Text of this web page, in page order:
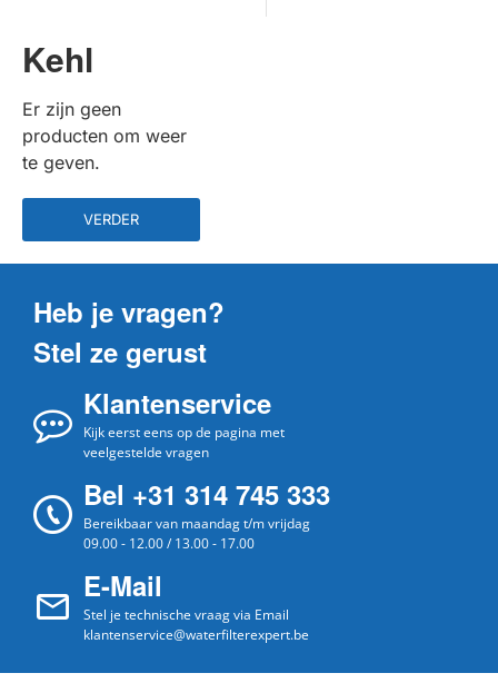
Kehl
Er zijn geen
producten om weer
te geven.
VERDER
Heb je vragen?
Stel ze gerust
Klantenservice
Kijk eerst eens op de pagina met
veelgestelde vragen
Bel +31 314 745 333
Bereikbaar van maandag t/m vrijdag
09.00 - 12.00 / 13.00 - 17.00
E-Mail
Stel je technische vraag via Email
klantenservice@waterfilterexpert.be